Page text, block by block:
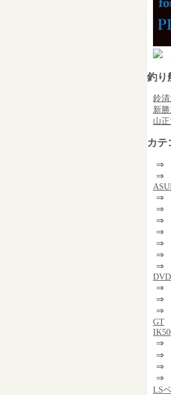
釣り
鈴
新
山
カテ
⇒
⇒
⇒
⇒
⇒
⇒
⇒
⇒
⇒
DVD
⇒
⇒
⇒
GT
⇒
⇒
⇒
⇒
LS